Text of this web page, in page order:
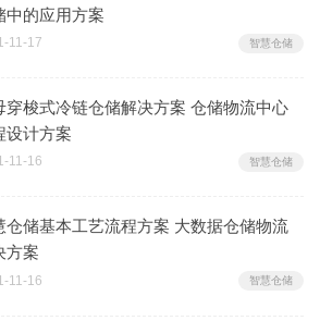
中的应用方案
11-17 智慧仓储
穿梭式冷链仓储解决方案 仓储物流中心
设计方案
11-16 智慧仓储
仓储基本工艺流程方案 大数据仓储物流
方案
11-16 智慧仓储